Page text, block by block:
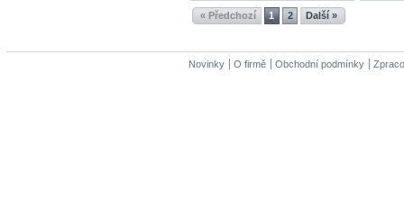
« Předchozí 1 2 Další »
Novinky O firmě Obchodní podmínky